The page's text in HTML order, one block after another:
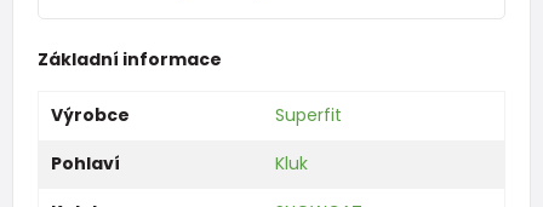
Základní informace
Výrobce
Superfit
Pohlaví
Kluk